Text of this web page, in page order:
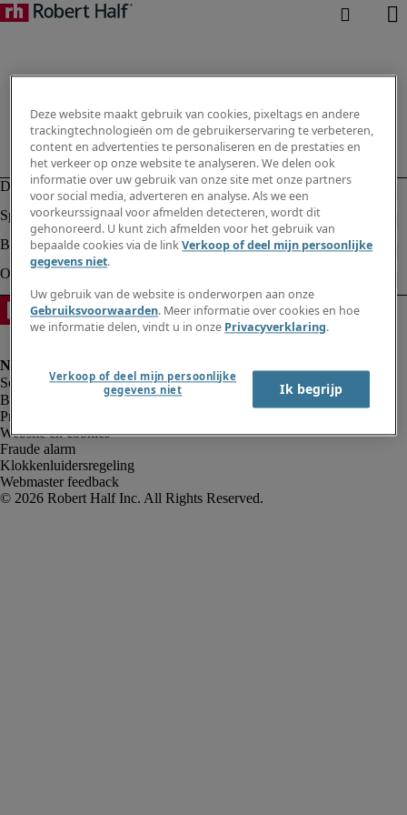
Bedrijfsinformatie
Privacyverklaring
Website en cookies
Fraude alarm
Klokkenluidersregeling
Webmaster feedback
Deze website maakt gebruik van cookies, pixeltags en andere
trackingtechnologieën om de gebruikerservaring te verbeteren,
content en advertenties te personaliseren en de prestaties en
het verkeer op onze website te analyseren. We delen ook
informatie over uw gebruik van onze site met onze partners
voor social media, adverteren en analyse. Als we een
voorkeurssignaal voor afmelden detecteren, wordt dit
gehonoreerd. U kunt zich afmelden voor het gebruik van
bepaalde cookies via de linkVerkoop of deel mijn persoonlijke
gegevens niet.
Uw gebruik van de website is onderworpen aan onze
Gebruiksvoorwaarden. Meer informatie over cookies en hoe
we informatie delen, vindt u in onze Privacyverklaring.
Verkoop of deel mijn persoonlijke
gegevens niet
Ik begrijp